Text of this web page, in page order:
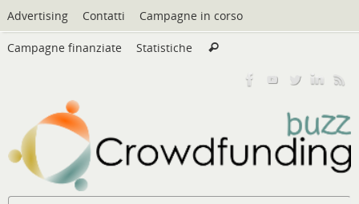
Vai
al
contenuto
Advertising Contatti Campagne in corso
Campagne finanziate Statistiche Cerca